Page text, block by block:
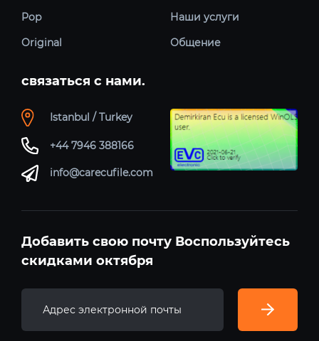
Pop
Original
Наши услуги
Общение
связаться с нами.
Istanbul / Turkey
+44 7946 388166
info@carecufile.com
Добавить свою почту Воспользуйтесь
скидками октября